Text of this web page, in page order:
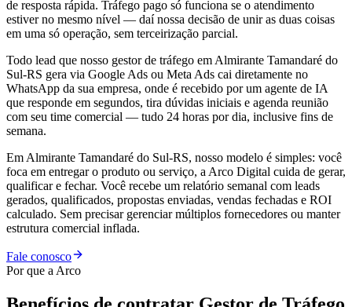
de resposta rápida. Tráfego pago só funciona se o atendimento
estiver no mesmo nível — daí nossa decisão de unir as duas coisas
em uma só operação, sem terceirização parcial.
Todo lead que nosso gestor de tráfego em Almirante Tamandaré do
Sul-RS gera via Google Ads ou Meta Ads cai diretamente no
WhatsApp da sua empresa, onde é recebido por um agente de IA
que responde em segundos, tira dúvidas iniciais e agenda reunião
com seu time comercial — tudo 24 horas por dia, inclusive fins de
semana.
Em Almirante Tamandaré do Sul-RS, nosso modelo é simples: você
foca em entregar o produto ou serviço, a Arco Digital cuida de gerar,
qualificar e fechar. Você recebe um relatório semanal com leads
gerados, qualificados, propostas enviadas, vendas fechadas e ROI
calculado. Sem precisar gerenciar múltiplos fornecedores ou manter
estrutura comercial inflada.
Fale conosco
Por que a Arco